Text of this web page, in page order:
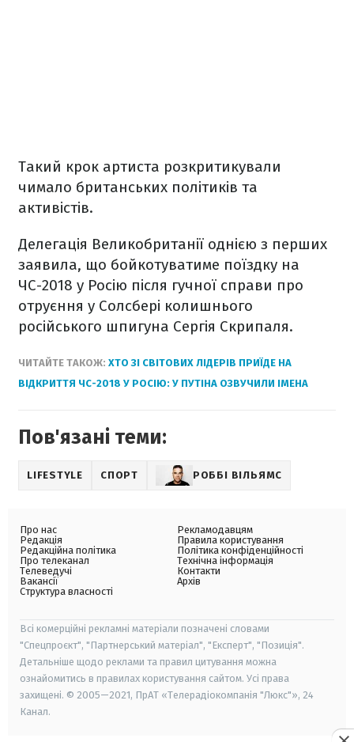
Такий крок артиста розкритикували
чимало британських політиків та
активістів.
Делегація Великобританії однією з перших
заявила, що бойкотуватиме поїздку на
ЧС-2018 у Росію після гучної справи про
отруєння у Солсбері колишнього
російського шпигуна Сергія Скрипаля.
ЧИТАЙТЕ ТАКОЖ: ХТО ЗІ СВІТОВИХ ЛІДЕРІВ ПРИЇДЕ НА
ВІДКРИТТЯ ЧС-2018 У РОСІЮ: У ПУТІНА ОЗВУЧИЛИ ІМЕНА
Пов'язані теми:
LIFESTYLE СПОРТ РОББІ ВІЛЬЯМС
Про нас
Редакція
Редакційна політика
Про телеканал
Телеведучі
Вакансії
Структура власності
Рекламодавцям
Правила користування
Політика конфіденційності
Технічна інформація
Контакти
Архів
Всі комерційні рекламні матеріали позначені словами
"Спецпроєкт", "Партнерський матеріал", "Експерт", "Позиція".
Детальніше щодо реклами та правил цитування можна
ознайомитись в правилах користування сайтом. Усі права
захищені. © 2005—2021, ПрАТ «Телерадіокомпанія "Люкс"», 24
Канал.